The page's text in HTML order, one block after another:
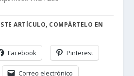
ARTÍCULO, COMPÁRTELO EN
Facebook Pinterest
Correo electrónico